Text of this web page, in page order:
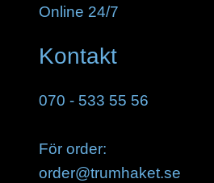
Online 24/7
Kontakt
070 - 533 55 56
För order:
order@trumhaket.se